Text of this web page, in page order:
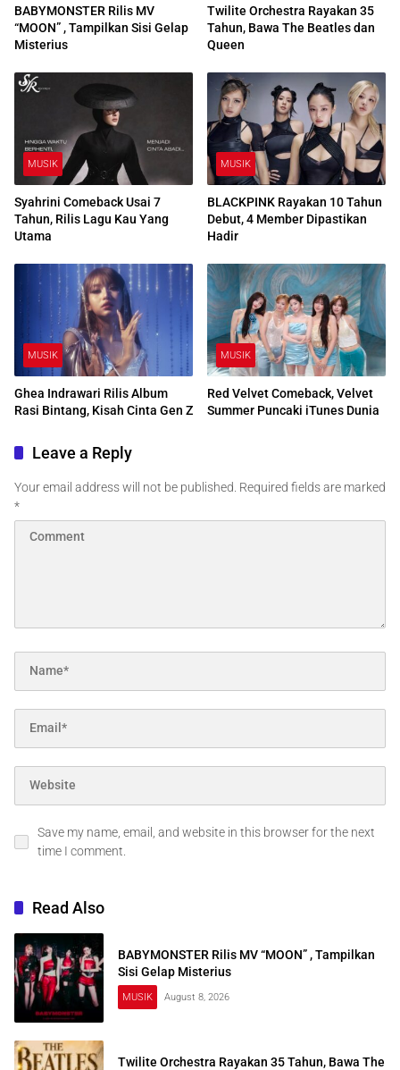
BABYMONSTER Rilis MV
“MOON” , Tampilkan Sisi Gelap
Misterius
Twilite Orchestra Rayakan 35
Tahun, Bawa The Beatles dan
Queen
MUSIK
Syahrini Comeback Usai 7
Tahun, Rilis Lagu Kau Yang
Utama
MUSIK
BLACKPINK Rayakan 10 Tahun
Debut, 4 Member Dipastikan
Hadir
MUSIK
Ghea Indrawari Rilis Album
Rasi Bintang, Kisah Cinta Gen Z
MUSIK
Red Velvet Comeback, Velvet
Summer Puncaki iTunes Dunia
Leave a Reply
Your email address will not be published. Required fields are marked
*
Save my name, email, and website in this browser for the next
time I comment.
Read Also
BABYMONSTER Rilis MV “MOON” , Tampilkan
Sisi Gelap Misterius
MUSIK August 8, 2026
Twilite Orchestra Rayakan 35 Tahun, Bawa The